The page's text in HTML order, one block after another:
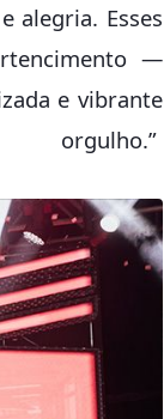
alegria. Esses
—
e vibrante